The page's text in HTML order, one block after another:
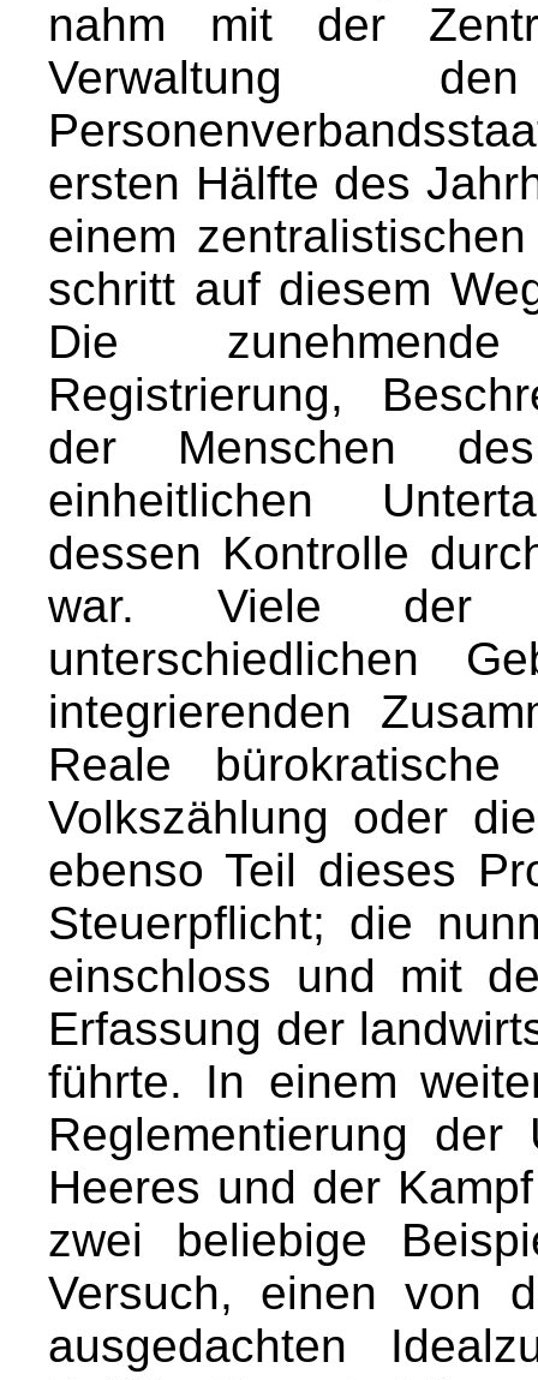
nahm mit der
Verwaltung
ersten Hälfte des
einem
schritt auf diesem
Die
Registrierung,
der Menschen
einheitlichen
dessen Kontrolle
war. Viele der
unterschiedlichen
integrierenden
Reale
Volkszählung oder
ebenso Teil dieses
Steuerpflicht; die
einschloss und mit
Erfassung der
führte. In einem
Reglementierung
Heeres und der
zwei beliebige
Versuch, einen von
ausgedachten